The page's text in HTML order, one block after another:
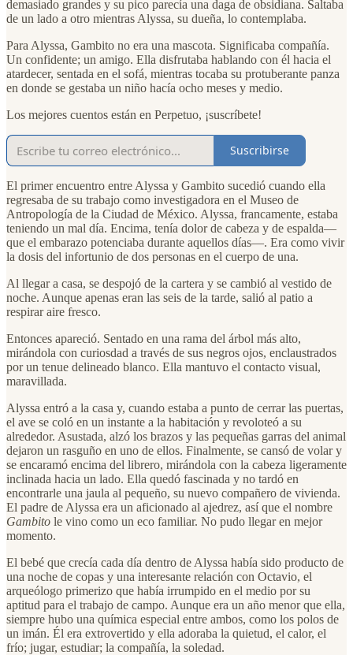
demasiado grandes y su pico parecía una daga de obsidiana. Saltaba
de un lado a otro mientras Alyssa, su dueña, lo contemplaba.
Para Alyssa, Gambito no era una mascota. Significaba compañía.
Un confidente; un amigo. Ella disfrutaba hablando con él hacia el
atardecer, sentada en el sofá, mientras tocaba su protuberante panza
en donde se gestaba un niño hacía ocho meses y medio.
Los mejores cuentos están en Perpetuo, ¡suscríbete!
Suscribirse
El primer encuentro entre Alyssa y Gambito sucedió cuando ella
regresaba de su trabajo como investigadora en el Museo de
Antropología de la Ciudad de México. Alyssa, francamente, estaba
teniendo un mal día. Encima, tenía dolor de cabeza y de espalda—
que el embarazo potenciaba durante aquellos días—. Era como vivir
la dosis del infortunio de dos personas en el cuerpo de una.
Al llegar a casa, se despojó de la cartera y se cambió al vestido de
noche. Aunque apenas eran las seis de la tarde, salió al patio a
respirar aire fresco.
Entonces apareció. Sentado en una rama del árbol más alto,
mirándola con curiosdad a través de sus negros ojos, enclaustrados
por un tenue delineado blanco. Ella mantuvo el contacto visual,
maravillada.
Alyssa entró a la casa y, cuando estaba a punto de cerrar las puertas,
el ave se coló en un instante a la habitación y revoloteó a su
alrededor. Asustada, alzó los brazos y las pequeñas garras del animal
dejaron un rasguño en uno de ellos. Finalmente, se cansó de volar y
se encaramó encima del librero, mirándola con la cabeza ligeramente
inclinada hacia un lado. Ella quedó fascinada y no tardó en
encontrarle una jaula al pequeño, su nuevo compañero de vivienda.
El padre de Alyssa era un aficionado al ajedrez, así que el nombre
Gambito le vino como un eco familiar. No pudo llegar en mejor
momento.
El bebé que crecía cada día dentro de Alyssa había sido producto de
una noche de copas y una interesante relación con Octavio, el
arqueólogo primerizo que había irrumpido en el medio por su
aptitud para el trabajo de campo. Aunque era un año menor que ella,
siempre hubo una química especial entre ambos, como los polos de
un imán. Él era extrovertido y ella adoraba la quietud, el calor, el
frío; jugar, estudiar; la compañía, la soledad.